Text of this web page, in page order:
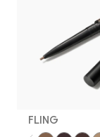
FLING